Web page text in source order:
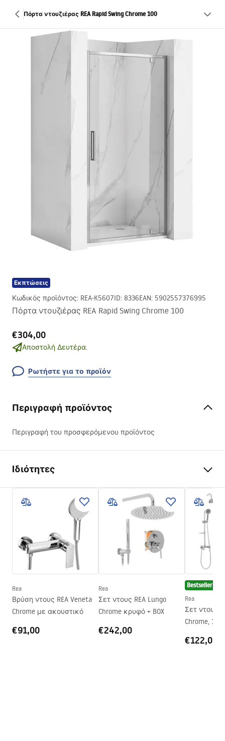
Πόρτα ντουζιέρας REA Rapid Swing Chrome 100
Εκπτώσεις
Κωδικός προϊόντος: REA-K5607ID: 8336EAN: 5902557376995
Πόρτα ντουζιέρας REA Rapid Swing Chrome 100
€304,00
Αποστολή Δευτέρα.
Ρωτήστε για το προϊόν
Περιγραφή προϊόντος
Περιγραφή του προσφερόμενου προϊόντος
Ιδιότητες
Μέθοδος ανοίγματος
πόρτας
Ανάκλισης
100
Κατεύθυνση πόρτας
Γενικής χρήσης
Πάχος τζαμιού
6 mm
Ύψος πόρτας ντους
195cm
Υλικό προφίλ
Υλικό λαβής
Ορείχαλκος
προς τα μέσα και προς τα
έξω
Rea
Βρύση ντους REA Veneta
Chrome με ακουστικό
€91,00
Rea
Σετ ντους REA Lungo
Chrome κρυφό + BOX
€242,00
Bestseller
Rea
Σετ ντους
Chrome,
€122,00